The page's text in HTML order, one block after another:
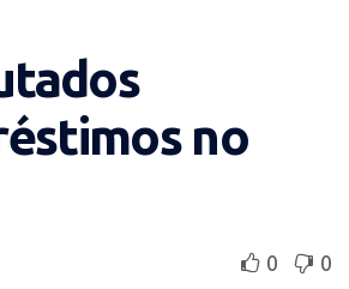
no
0 0